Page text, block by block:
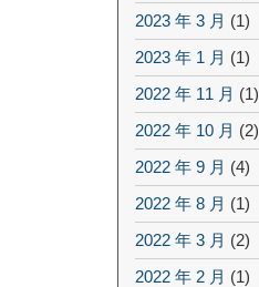
2023 年 3 月 (1)
2023 年 1 月 (1)
2022 年 11 月 (1)
2022 年 10 月 (2)
2022 年 9 月 (4)
2022 年 8 月 (1)
2022 年 3 月 (2)
2022 年 2 月 (1)